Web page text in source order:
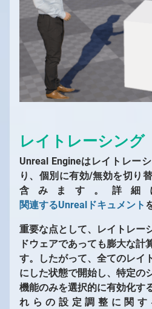
レイトレーシング
Unreal Engineはレイトレー
り、個別に有効/無効を切り
含みます。詳細
関連するUnrealドキュメント
重要な点として、レイトレー
ドウェアであっても膨大な計
す。したがって、全てのレイ
にした状態で開始し、特定の
機能のみを選択的に有効化す
れらの設定調整に関す